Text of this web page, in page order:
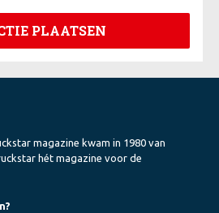
magazine kwam in 1980 van
hét magazine voor de